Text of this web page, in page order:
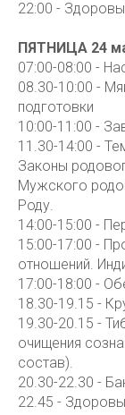
22:00 -
ПЯТНИЦА 24
07:00-08:00 -
08.30-10:00 -
подготовки
10:00-11:00 -
11.30-14:00 -
Законы
Мужского
Роду.
14:00-15:00 -
15:00-17:00 -
отношений.
17:00-18:00 -
18.30-19.15 -
19.30-20.15 -
очищения
состав).
20.30-22.30 -
22.45 -